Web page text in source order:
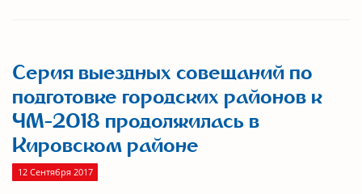
Серия выездных совещаний по
подготовке городских районов к
ЧМ-2018 продолжилась в
Кировском районе
12 Сентября 2017